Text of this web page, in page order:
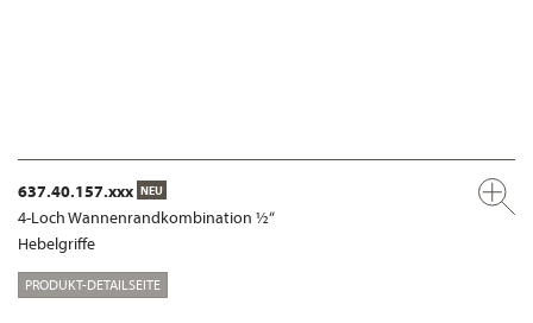
637.40.157.xxx NEU
4-Loch Wannenrandkombination ½“
Hebelgriffe
PRODUKT-DETAILSEITE